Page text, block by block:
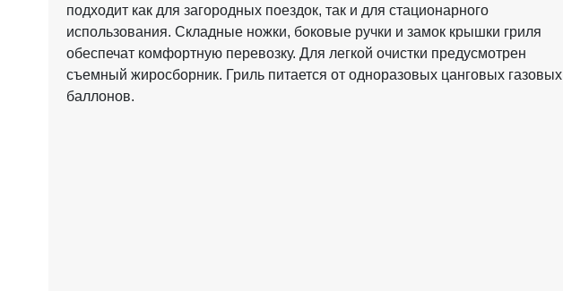
подходит как для загородных поездок, так и для стационарного
использования. Складные ножки, боковые ручки и замок крышки гриля
обеспечат комфортную перевозку. Для легкой очистки предусмотрен
съемный жиросборник. Гриль питается от одноразовых цанговых газовых
баллонов.